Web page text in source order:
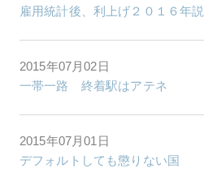
雇用統計後、利上げ２０１６年
2015年07月02日
一帯一路 終着駅はアテネ
2015年07月01日
デフォルトしても懲りない国